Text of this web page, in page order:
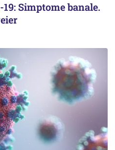
Simptome banale.